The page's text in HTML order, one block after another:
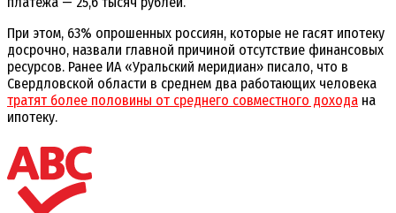
При этом, 63% опрошенных россиян, которые не гасят ипотеку
досрочно, назвали главной причиной отсутствие финансовых
ресурсов. Ранее ИА «Уральский меридиан» писало, что в
Свердловской области в среднем два работающих человека
тратят более половины от среднего совместного дохода на
ипотеку.